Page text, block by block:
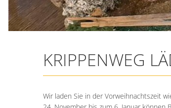
KRIPPENWEG
Wir laden Sie in der Vorweihnachtszeit